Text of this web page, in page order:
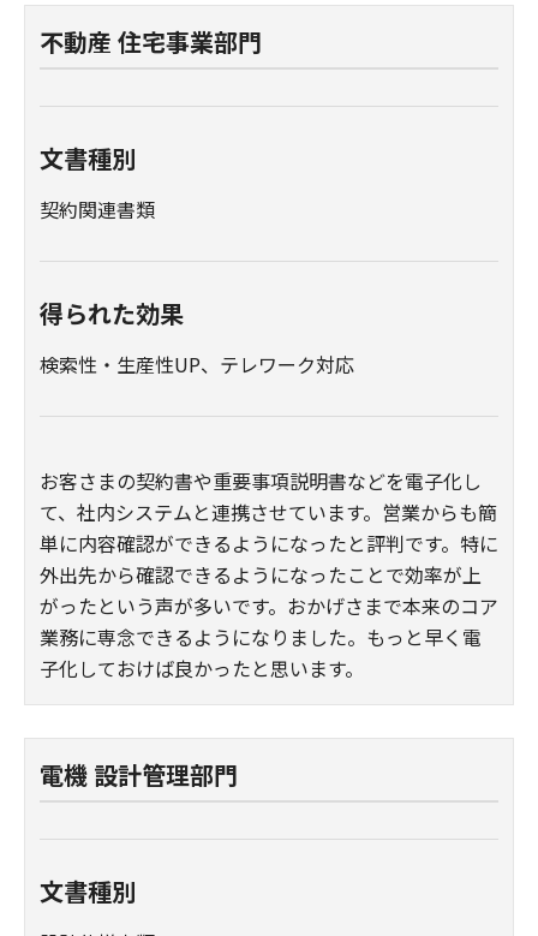
不動産 住宅事業部門
文書種別
契約関連書類
得られた効果
検索性・生産性UP、テレワーク対応
お客さまの契約書や重要事項説明書などを電子化し
て、社内システムと連携させています。営業からも簡
単に内容確認ができるようになったと評判です。特に
外出先から確認できるようになったことで効率が上
がったという声が多いです。おかげさまで本来のコア
業務に専念できるようになりました。もっと早く電
子化しておけば良かったと思います。
電機 設計管理部門
文書種別